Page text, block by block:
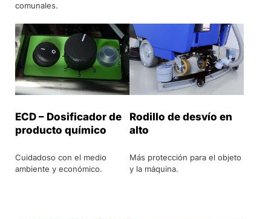
comunales.
ECD – Dosificador de
producto químico
Cuidadoso con el medio
ambiente y económico.
Rodillo de desvío en
alto
Más protección para el objeto
y la máquina.